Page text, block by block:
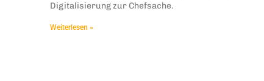
Digitalisierung zur Chefsache.
Weiterlesen »